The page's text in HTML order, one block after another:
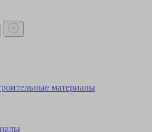
материалы